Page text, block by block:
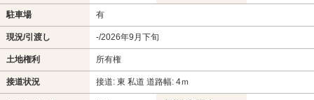
駐車場 有
現況/引渡し -/2026年9月下旬
土地権利 所有権
接道状況 接道: 東 私道 道路幅: 4ｍ